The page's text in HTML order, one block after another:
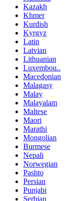
Kazakh
Khmer
Kurdish
Kyrgyz
Latin
Latvian
Lithuanian
Luxembou..
Macedonian
Malagasy
Malay
Malayalam
Maltese
Maori
Marathi
Mongolian
Burmese
Nepali
Norwegian
Pashto
Persian
Punjabi
Serbian